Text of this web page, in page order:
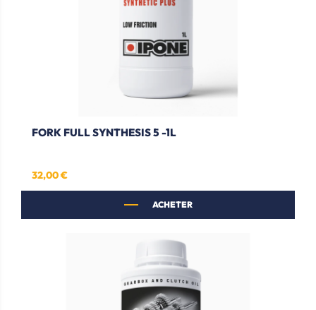
FORK FULL SYNTHESIS 5 -1L
Prix
32,00 €
ACHETER